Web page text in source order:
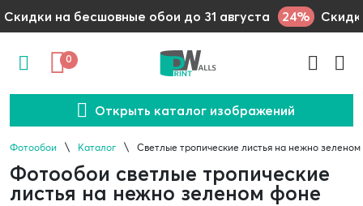
Скидки на бесшовные обои до 31 августа 24%
0
Открыть каталог изображений
Фотообои Каталог Светлые тропические листья на нежно
Фотообои светлые тропические
листья на нежно зеленом фоне